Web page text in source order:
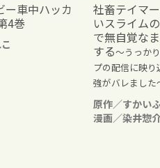
ー車中ハッカ
4巻
社畜テイマ
いスライム
で無自覚な
する～うっか
プの配信に映り
強がバレました
原作／すかい
漫画／染井惣